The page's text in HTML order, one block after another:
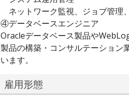
ネットワーク監視、ジョブ管理
④データベースエンジニア
Oracleデータベース製品や
製品の構築・コンサルテーション
います。
雇用形態